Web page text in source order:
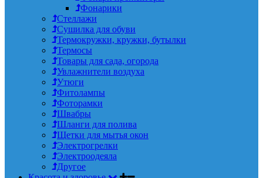
Фонарики
Стеллажи
Сушилка для обуви
Термокружки, кружки, бутылки
Термосы
Товары для сада, огорода
Увлажнители воздуха
Утюги
Фитолампы
Фоторамки
Швабры
Шланги для полива
Щетки для мытья окон
Электрогрелки
Электроодеяла
Другое